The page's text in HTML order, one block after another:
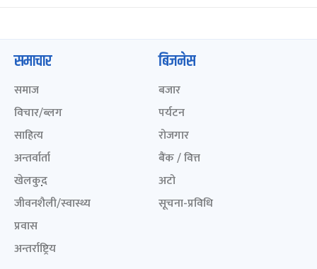
समाचार
समाज
विचार/ब्लग
साहित्य
अन्तर्वार्ता
खेलकुद़़
जीवनशैली/स्वास्थ्य
प्रवास
अन्तर्राष्ट्रिय
बिजनेस
बजार
पर्यटन
रोजगार
बैंक / वित्त
अटो
सूचना-प्रविधि